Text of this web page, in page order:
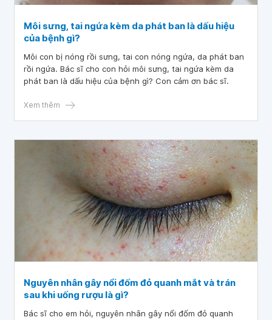
Môi sưng, tai ngứa kèm da phát ban là dấu hiệu
của bệnh gì?
Môi con bị nóng rồi sưng, tai con nóng ngứa, da phát ban
rồi ngứa. Bác sĩ cho con hỏi môi sưng, tai ngứa kèm da
phát ban là dấu hiệu của bệnh gì? Con cảm ơn bác sĩ.
Xem thêm
Nguyên nhân gây nổi đốm đỏ quanh mắt và trán
sau khi uống rượu là gì?
Bác sĩ cho em hỏi, nguyên nhân gây nổi đốm đỏ quanh